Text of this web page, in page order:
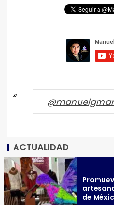
ACTUALIDAD
de